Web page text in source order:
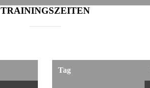
TRAININGSZEITEN
Tag